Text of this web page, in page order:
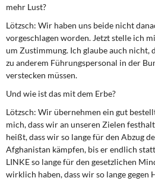
mehr Lust?
Lötzsch: Wir haben uns beide nicht
vorgeschlagen worden. Jetzt stelle ich
um Zustimmung. Ich glaube auch nicht,
zu anderem Führungspersonal in der
verstecken müssen.
Und wie ist das mit dem Erbe?
Lötzsch: Wir übernehmen ein gut
mich, dass wir an unseren Zielen
heißt, dass wir so lange für den Abzug
Afghanistan kämpfen, bis er endlich
LINKE so lange für den gesetzlichen
wirklich haben, dass wir so lange gegen